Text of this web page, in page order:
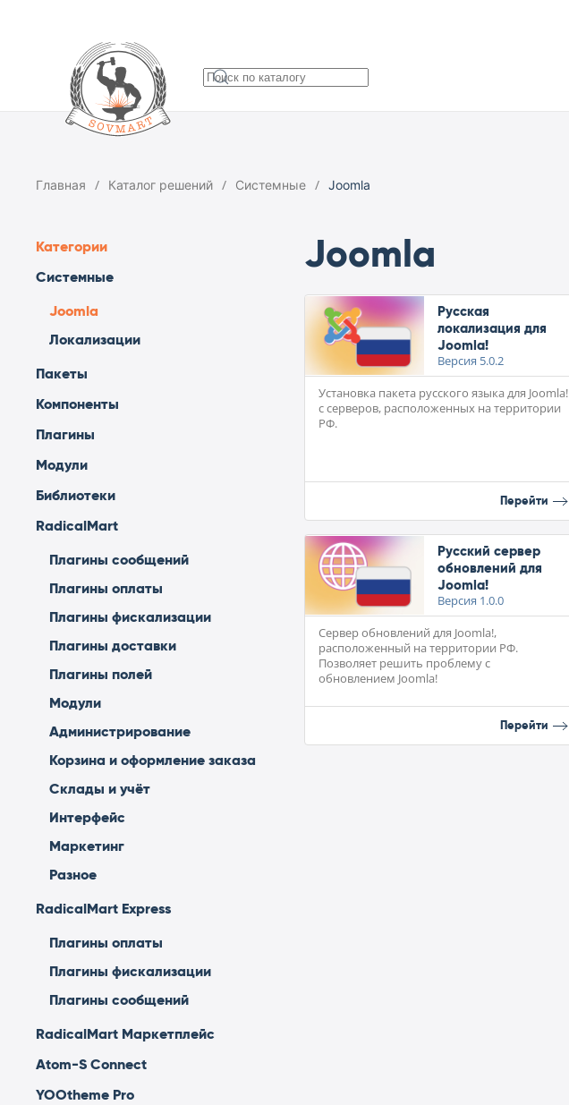
Главная Каталог решений Системные Joomla
Категории
Системные
Joomla
Локализации
Пакеты
Компоненты
Плагины
Модули
Библиотеки
RadicalMart
Плагины сообщений
Плагины оплаты
Плагины фискализации
Плагины доставки
Плагины полей
Модули
Администрирование
Корзина и оформление заказа
Склады и учёт
Интерфейс
Маркетинг
Разное
RadicalMart Express
Плагины оплаты
Плагины фискализации
Плагины сообщений
RadicalMart Маркетплейс
Atom-S Connect
YOOtheme Pro
Joomla
Русская
локализация для
Joomla!
Версия 5.0.2
Установка пакета русского языка для Joomla!
с серверов, расположенных на территории
РФ.
Перейти
Русский сервер
обновлений для
Joomla!
Версия 1.0.0
Сервер обновлений для Joomla!,
расположенный на территории РФ.
Позволяет решить проблему с
обновлением Joomla!
Перейти